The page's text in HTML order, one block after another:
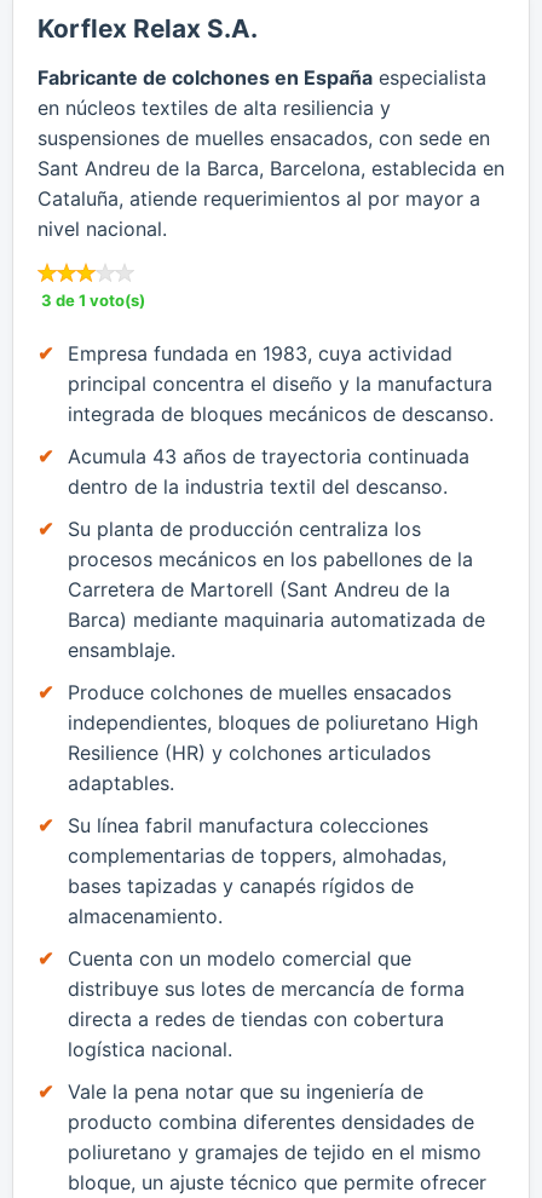
Korflex Relax S.A.
Fabricante de colchones en España especialista
en núcleos textiles de alta resiliencia y
suspensiones de muelles ensacados, con sede en
Sant Andreu de la Barca, Barcelona, establecida en
Cataluña, atiende requerimientos al por mayor a
nivel nacional.
3 de 1 voto(s)
Empresa fundada en 1983, cuya actividad
principal concentra el diseño y la manufactura
integrada de bloques mecánicos de descanso.
Acumula 43 años de trayectoria continuada
dentro de la industria textil del descanso.
Su planta de producción centraliza los
procesos mecánicos en los pabellones de la
Carretera de Martorell (Sant Andreu de la
Barca) mediante maquinaria automatizada de
ensamblaje.
Produce colchones de muelles ensacados
independientes, bloques de poliuretano High
Resilience (HR) y colchones articulados
adaptables.
Su línea fabril manufactura colecciones
complementarias de toppers, almohadas,
bases tapizadas y canapés rígidos de
almacenamiento.
Cuenta con un modelo comercial que
distribuye sus lotes de mercancía de forma
directa a redes de tiendas con cobertura
logística nacional.
Vale la pena notar que su ingeniería de
producto combina diferentes densidades de
poliuretano y gramajes de tejido en el mismo
bloque, un ajuste técnico que permite ofrecer